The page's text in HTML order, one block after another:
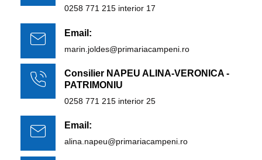
0258 771 215 interior 17
Email:
marin.joldes@primariacampeni.ro
Consilier NAPEU ALINA-VERONICA -
PATRIMONIU
0258 771 215 interior 25
Email:
alina.napeu@primariacampeni.ro